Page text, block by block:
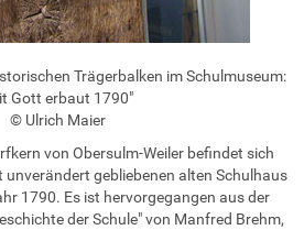
Trägerbalken im Schulmuseum:
Gott erbaut 1790"
© Ulrich Maier
von Obersulm-Weiler befindet sich
gebliebenen alten Schulhaus
1790. Es ist hervorgegangen aus der
der Schule" von Manfred Brehm,